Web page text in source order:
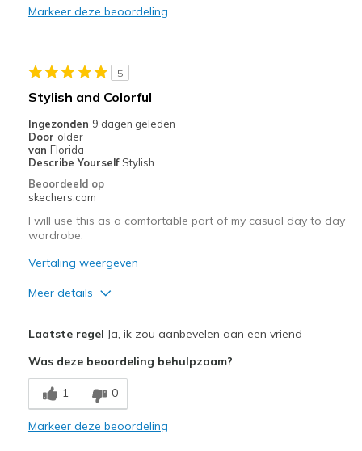
Beste toepassingen
Going Out
Sizing
Feels true to size
Markeer deze beoordeling
5
Stylish and Colorful
Ingezonden 9 dagen geleden
Door older
van Florida
Describe Yourself Stylish
Beoordeeld op
skechers.com
I will use this as a comfortable part of my casual day to day
wardrobe.
Vertaling weergeven
Meer details
Beste toepassingen
Casual Wear
Laatste regel Ja, ik zou aanbevelen aan een vriend
Was deze beoordeling behulpzaam?
1 0
Markeer deze beoordeling